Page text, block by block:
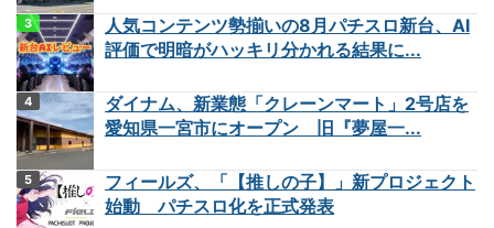
人気コンテンツ勢揃いの8月パチスロ新台、AI
評価で明暗がハッキリ分かれる結果に...
ダイナム、新業態「クレーンマート」2号店を
愛知県一宮市にオープン 旧『夢屋一...
フィールズ、「【推しの子】」新プロジェクト
始動 パチスロ化を正式発表